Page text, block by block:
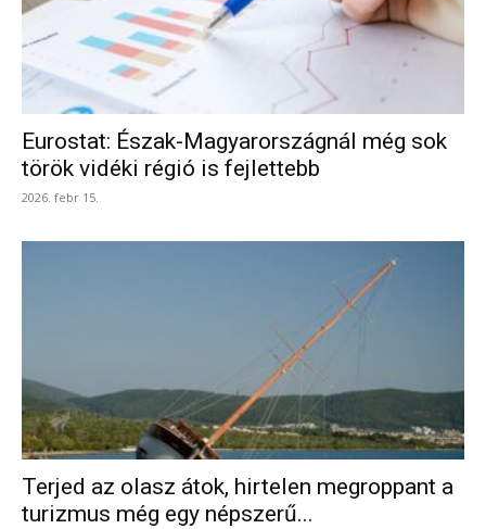
Eurostat: Észak-Magyarországnál még sok
török vidéki régió is fejlettebb
2026. febr 15.
Terjed az olasz átok, hirtelen megroppant a
turizmus még egy népszerű...